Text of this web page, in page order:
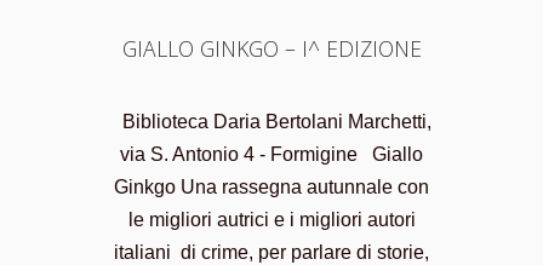
GIALLO GINKGO – I^ EDIZIONE
Biblioteca Daria Bertolani Marchetti,
via S. Antonio 4 - Formigine Giallo
Ginkgo Una rassegna autunnale con
le migliori autrici e i migliori autori
italiani di crime, per parlare di storie,